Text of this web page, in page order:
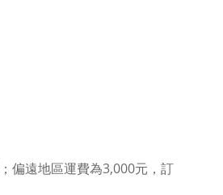
偏遠地區運費為3,000元，訂